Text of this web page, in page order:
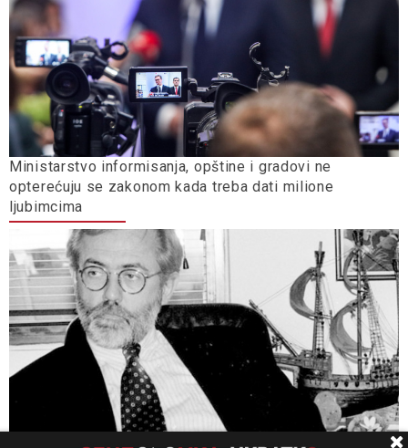
Ministarstvo informisanja, opštine i gradovi ne
opterećuju se zakonom kada treba dati milione
ljubimcima